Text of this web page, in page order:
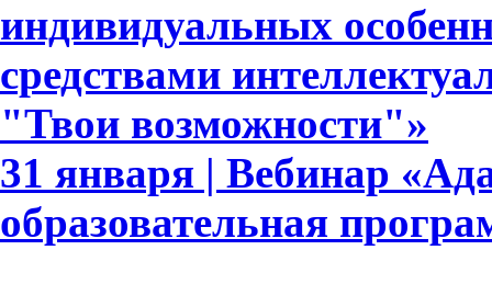
индивидуальных
средствами
"Твои возможности"»
31 января | Вебинар
образовательная